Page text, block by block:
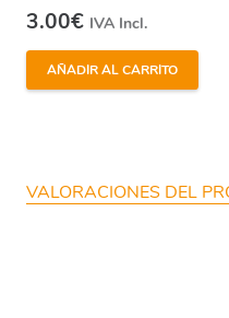
3.00€ IVA Incl.
AÑADIR AL CARRITO
VALORACIONES DEL